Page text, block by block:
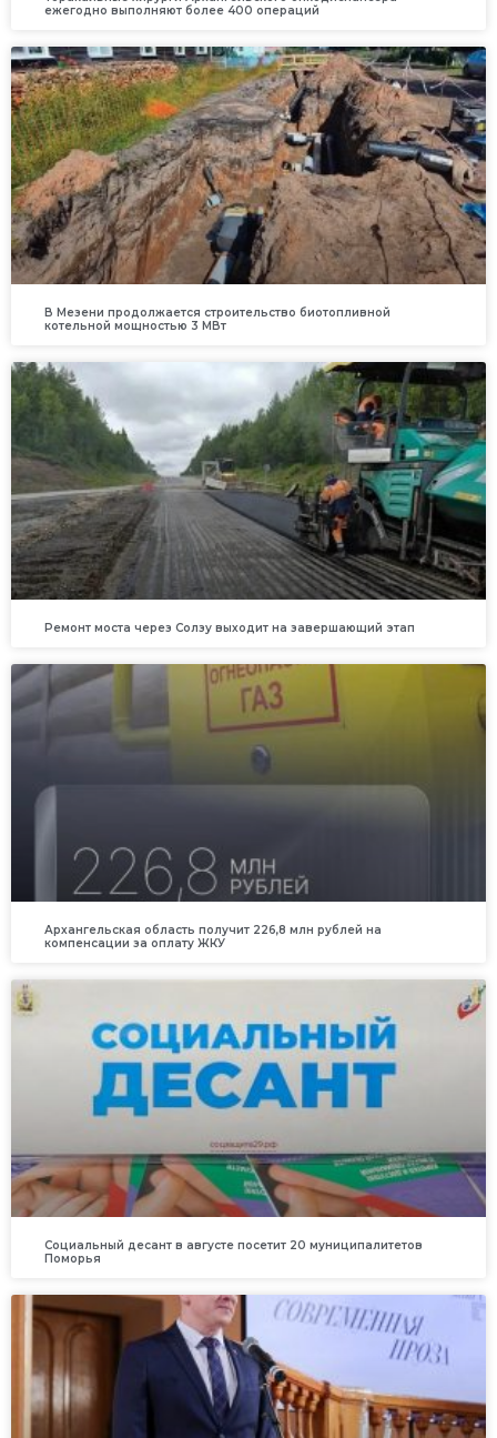
ежегодно выполняют более 400 операций
В Мезени продолжается строительство биотопливной
котельной мощностью 3 МВт
Ремонт моста через Солзу выходит на завершающий этап
Архангельская область получит 226,8 млн рублей на
компенсации за оплату ЖКУ
Социальный десант в августе посетит 20 муниципалитетов
Поморья